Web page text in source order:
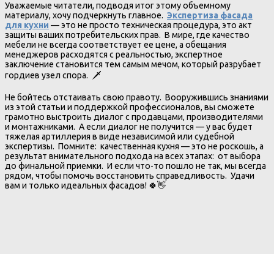
Уважаемые читатели, подводя итог этому объемному
материалу, хочу подчеркнуть главное. Экспертиза фасада
для кухни — это не просто техническая процедура, это акт
защиты ваших потребительских прав. В мире, где качество
мебели не всегда соответствует ее цене, а обещания
менеджеров расходятся с реальностью, экспертное
заключение становится тем самым мечом, который разрубает
гордиев узел спора. 🗡️
Не бойтесь отстаивать свою правоту. Вооружившись знаниями
из этой статьи и поддержкой профессионалов, вы сможете
грамотно выстроить диалог с продавцами, производителями
и монтажниками. А если диалог не получится — у вас будет
тяжелая артиллерия в виде независимой или судебной
экспертизы. Помните: качественная кухня — это не роскошь, а
результат внимательного подхода на всех этапах: от выбора
до финальной приемки. И если что-то пошло не так, мы всегда
рядом, чтобы помочь восстановить справедливость. Удачи
вам и только идеальных фасадов! 🍀👋